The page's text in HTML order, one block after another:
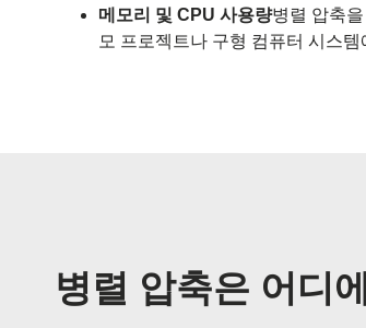
메모리 및 CPU 사용량병렬 압축
모 프로젝트나 구형 컴퓨터 시스
병렬 압축은 어디